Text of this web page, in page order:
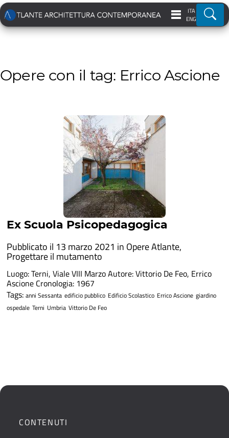
ITA
ENG
Opere con il tag: Errico Ascione
Ex Scuola Psicopedagogica
Pubblicato il 13 marzo 2021 in Opere Atlante,
Progettare il mutamento
Luogo: Terni, Viale VIII Marzo Autore: Vittorio De Feo, Errico
Ascione Cronologia: 1967
Tags: anni Sessanta edificio pubblico Edificio Scolastico Errico Ascione giardino
ospedale Terni Umbria Vittorio De Feo
CONTENUTI